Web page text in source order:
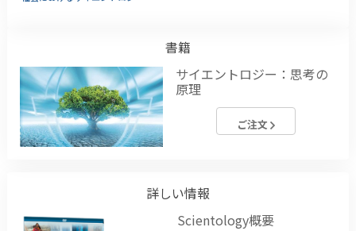
書籍
サイエントロジー：思考の
原理
ご注文
詳しい情報
Scientology概要